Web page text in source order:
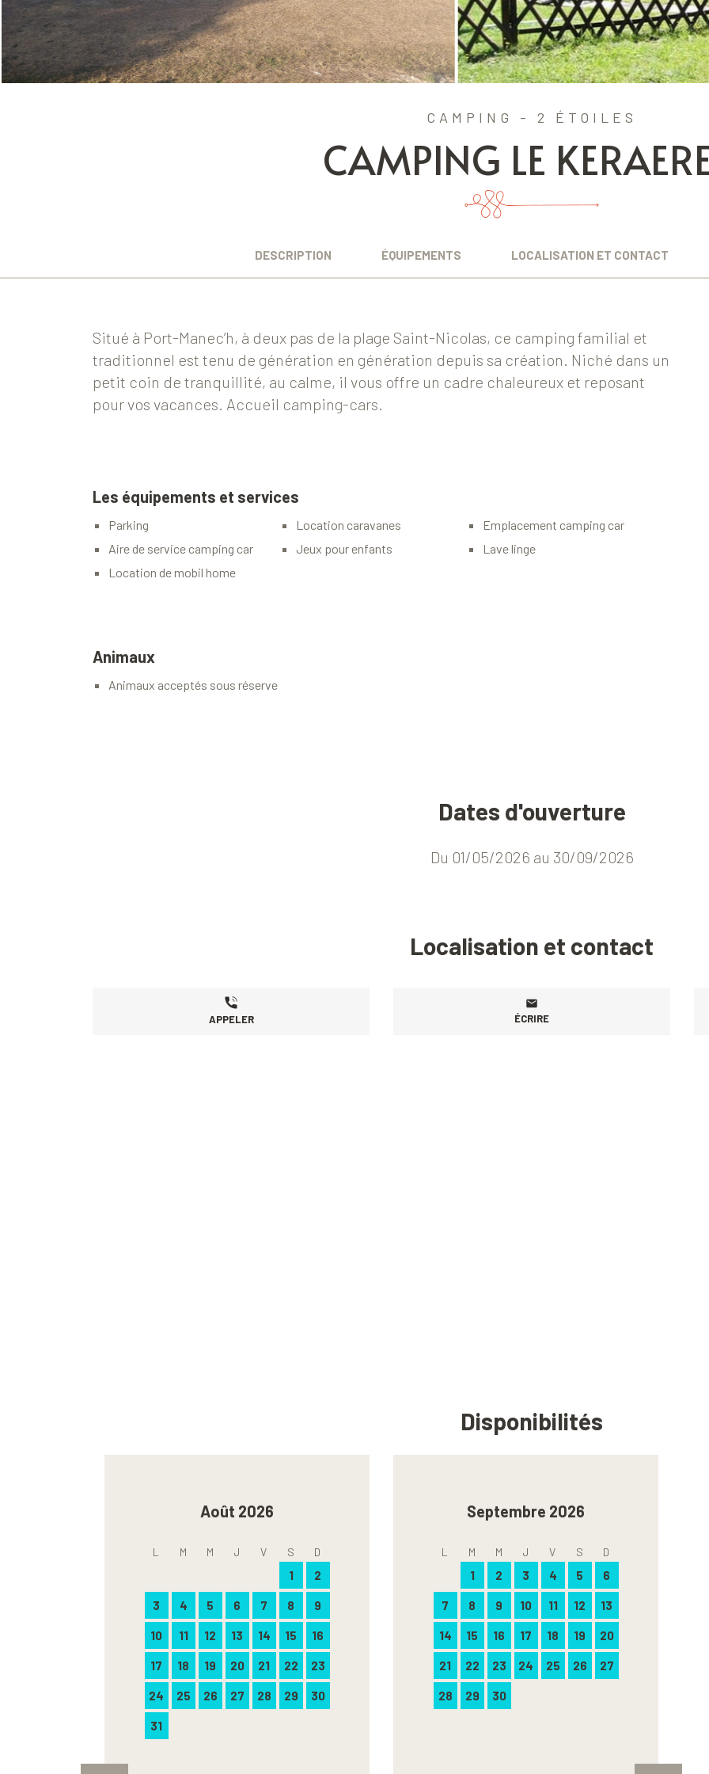
CAMPING - 2 ÉTOILES
CAMPING LE
DESCRIPTION ÉQUIPEMENTS LOCALISATION ET CONTACT
Situé à Port-Manec’h, à deux pas de la plage Saint-Nicolas, ce camping familial et
traditionnel est tenu de génération en génération depuis sa création. Niché dans un
petit coin de tranquillité, au calme, il vous offre un cadre chaleureux et reposant
pour vos vacances. Accueil camping-cars.
Les équipements et services
Parking Location caravanes
Emplacement camping car
Aire de service camping car
Jeux pour enfants
Lave linge
Location de mobil home
Animaux
Animaux acceptés sous réserve
Dates d'ouverture
Du 01/05/2026 au 30/09/2026
Localisation et contact
APPELER ÉCRIRE
Disponibilités
Août 2026
L M M J V S D
1 2
3 4 5 6 7 8 9
10 11 12 13 14 15 16
17 18 19 20 21 22 23
24 25 26 27 28 29 30
31
Septembre 2026
L M M J V S D
1 2 3 4 5 6
7 8 9 10 11 12 13
14 15 16 17 18 19 20
21 22 23 24 25 26 27
28 29 30